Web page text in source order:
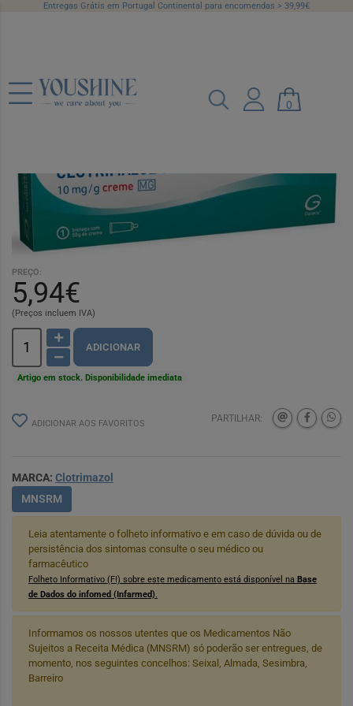
Entregas Grátis em Portugal Continental para encomendas > 39,99€
0
Clotrimazol Generis MG, 10 mg/g
Bisnaga 50 g Cr
PREÇO:
5,94€
(Preços incluem IVA)
ADICIONAR
Artigo em stock. Disponibilidade imediata
ADICIONAR AOS FAVORITOS PARTILHAR:
MARCA: Clotrimazol
MNSRM
Leia atentamente o folheto informativo e em caso de dúvida ou de
persistência dos sintomas consulte o seu médico ou
farmacêutico
Folheto Informativo (FI) sobre este medicamento está disponível na Base
de Dados do infomed (Infarmed)
Informamos os nossos utentes que os Medicamentos Não
Sujeitos a Receita Médica (MNSRM) só poderão ser entregues, de
momento, nos seguintes concelhos: Seixal, Almada, Sesimbra,
Barreiro